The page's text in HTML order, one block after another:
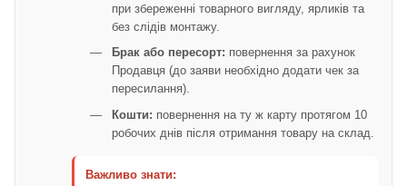
при збереженні товарного вигляду, ярликів та
без слідів монтажу.
Брак або пересорт: повернення за рахунок
Продавця (до заяви необхідно додати чек за
пересилання).
Кошти: повернення на ту ж карту протягом 10
робочих днів після отримання товару на склад.
Важливо знати: